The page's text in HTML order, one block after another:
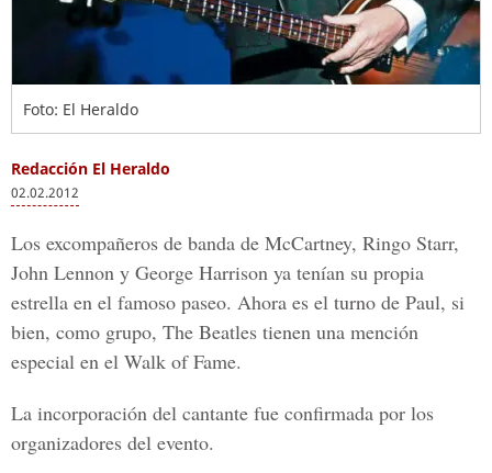
Foto: El Heraldo
Redacción El Heraldo
02.02.2012
Los excompañeros de banda de McCartney, Ringo Starr,
John Lennon y George Harrison ya tenían su propia
estrella en el famoso paseo. Ahora es el turno de Paul, si
bien, como grupo, The Beatles tienen una mención
especial en el Walk of Fame.
La incorporación del cantante fue confirmada por los
organizadores del evento.